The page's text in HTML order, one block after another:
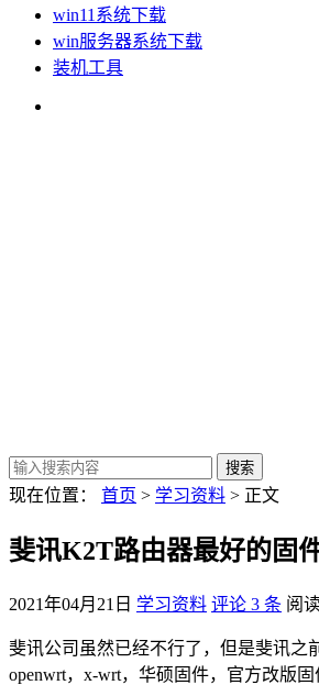
win11系统下载
win服务器系统下载
装机工具
现在位置： 首页 > 学习资料 > 正文
斐讯K2T路由器最好的固
2021年04月21日 学习资料 评论 3 条 阅
斐讯公司虽然已经不行了，但是斐讯
openwrt，x-wrt，华硕固件，官方改版